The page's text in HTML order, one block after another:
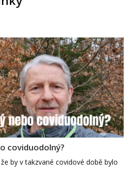
coviduodolný?
by v takzvané covidové době bylo